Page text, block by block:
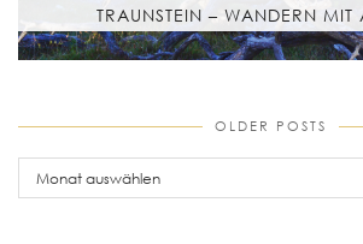
TRAUNSTEIN – WANDERN MIT
OLDER POSTS
older
posts